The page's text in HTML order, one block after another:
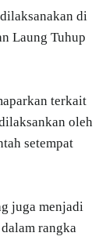
di
Laung Tuhup
terkait
oleh
setempat
juga menjadi
rangka